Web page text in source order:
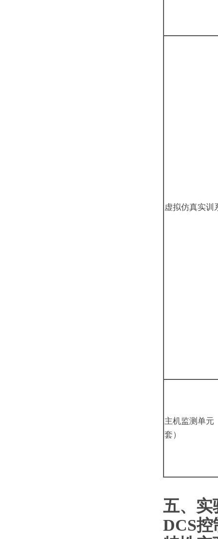
虚拟仿真实训
主机监测单元
套）
五、实
DCS